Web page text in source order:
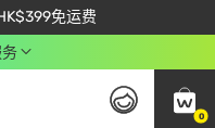
免运费
尽享独家优惠
NEWAPP 即减$50
0